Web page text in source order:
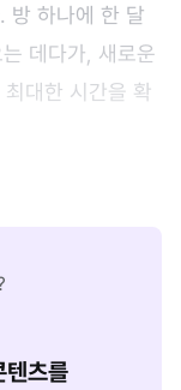
방 하나에 한 달
데다가, 새로운
대한 시간을 확
츠를